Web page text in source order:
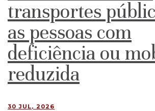
transportes
as pessoas com
deficiência ou
reduzida
30 JUL, 2026